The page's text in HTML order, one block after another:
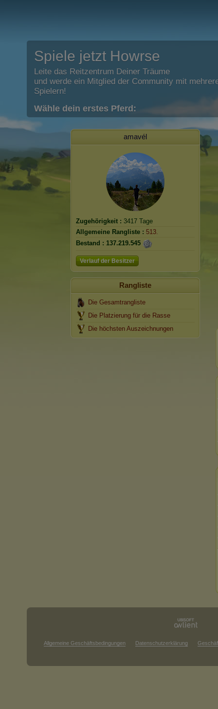
Spiele jetzt Howrse
Leite das Reitzentrum Deiner Träume
und werde ein Mitglied der Community mit
Spielern!
Wähle dein erstes Pferd:
amavél
Zugehörigkeit : 3417 Tage
Allgemeine Rangliste : 513.
Bestand : 137.219.545
Verlauf der Besitzer
Rangliste
Die Gesamtrangliste
Die Platzierung für die Rasse
Die höchsten Auszeichnungen
Allgemeine Geschäftsbedingungen Datenschutzerklärung